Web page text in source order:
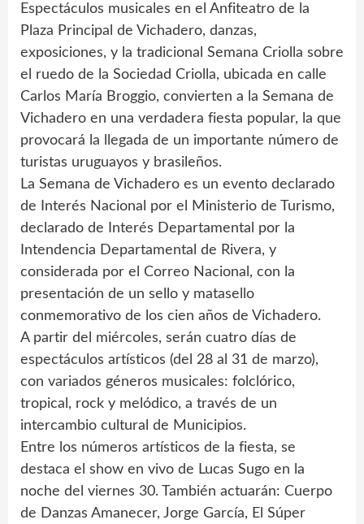
Espectáculos musicales en el Anfiteatro de la
Plaza Principal de Vichadero, danzas,
exposiciones, y la tradicional Semana Criolla sobre
el ruedo de la Sociedad Criolla, ubicada en calle
Carlos María Broggio, convierten a la Semana de
Vichadero en una verdadera fiesta popular, la que
provocará la llegada de un importante número de
turistas uruguayos y brasileños.
La Semana de Vichadero es un evento declarado
de Interés Nacional por el Ministerio de Turismo,
declarado de Interés Departamental por la
Intendencia Departamental de Rivera, y
considerada por el Correo Nacional, con la
presentación de un sello y matasello
conmemorativo de los cien años de Vichadero.
A partir del miércoles, serán cuatro días de
espectáculos artísticos (del 28 al 31 de marzo),
con variados géneros musicales: folclórico,
tropical, rock y melódico, a través de un
intercambio cultural de Municipios.
Entre los números artísticos de la fiesta, se
destaca el show en vivo de Lucas Sugo en la
noche del viernes 30. También actuarán: Cuerpo
de Danzas Amanecer, Jorge García, El Súper